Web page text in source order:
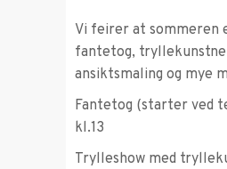
Vi feirer at sommeren
fantetog,
ansiktsmaling og mye
Fantetog (starter ved
kl.13
Trylleshow med